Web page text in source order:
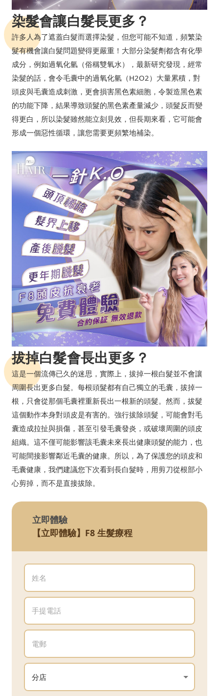
染髮會讓白髮長更多？
許多人為了遮蓋白髮而選擇染髮，但您可能不知道，頻繁染
髮有機會讓白髮問題變得更嚴重！大部分染髮劑都含有化學
成分，例如過氧化氫（俗稱雙氧水），最新研究發現，經常
染髮的話，會令毛囊中的過氧化氫（H2O2）大量累積，對
頭皮與毛囊造成刺激，更會損害黑色素細胞，令製造黑色素
的功能下降，結果導致頭髮的黑色素產量減少，頭髮反而變
得更白，所以染髮雖然能立刻見效，但長期來看，它可能會
形成一個惡性循環，讓您需要更頻繁地補染。
拔掉白髮會長出更多？
這是一個流傳已久的迷思，實際上，拔掉一根白髮並不會讓
周圍長出更多白髮。每根頭髮都有自己獨立的毛囊，拔掉一
根，只會從那個毛囊裡重新長出一根新的頭髮。然而，拔髮
這個動作本身對頭皮是有害的。強行拔除頭髮，可能會對毛
囊造成拉扯與損傷，甚至引發毛囊發炎，或破壞周圍的頭皮
組織。這不僅可能影響該毛囊未來長出健康頭髮的能力，也
可能間接影響鄰近毛囊的健康。所以，為了保護您的頭皮和
毛囊健康，我們建議您下次看到長白髮時，用剪刀從根部小
心剪掉，而不是直接拔除。
立即體驗
【立即體驗】F8 生髮療程